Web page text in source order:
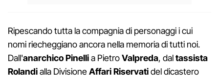
Ripescando tutta la compagnia di personaggi i cui
nomi riecheggiano ancora nella memoria di tutti noi.
Dall'anarchicoPinellia PietroValpreda, daltassista
Rolandialla DivisioneAffari Riservatidel dicastero